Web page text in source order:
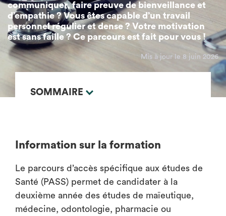
communiquer, faire preuve de bienveillance et
d’empathie ? Vous êtes capable d’un travail
personnel régulier et dense ? Votre motivation
est sans faille ? Ce parcours est fait pour vous !
Mis à jour le 8 juin 2026
SOMMAIRE
Information sur la formation
Le parcours d’accès spécifique aux études de
Santé (PASS) permet de candidater à la
deuxième année des études de maïeutique,
médecine, odontologie, pharmacie ou